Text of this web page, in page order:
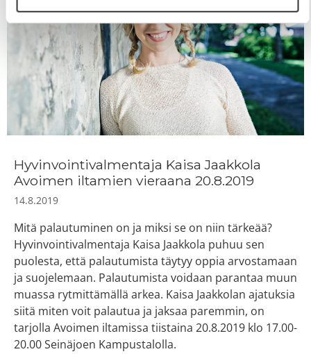
Hyvinvointivalmentaja Kaisa Jaakkola
Avoimen iltamien vieraana 20.8.2019
14.8.2019
Mitä palautuminen on ja miksi se on niin tärkeää?
Hyvinvointivalmentaja Kaisa Jaakkola puhuu sen
puolesta, että palautumista täytyy oppia arvostamaan
ja suojelemaan. Palautumista voidaan parantaa muun
muassa rytmittämällä arkea. Kaisa Jaakkolan ajatuksia
siitä miten voit palautua ja jaksaa paremmin, on
tarjolla Avoimen iltamissa tiistaina 20.8.2019 klo 17.00-
20.00 Seinäjoen Kampustalolla.